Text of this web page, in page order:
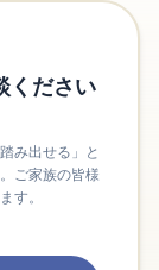
ください
み出せる」と
ご家族の皆様
す。